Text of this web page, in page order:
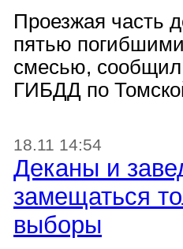
Проезжая часть
пятью
смесью,
ГИБДД по
18.11 14:54
Деканы и
замещаться
выборы